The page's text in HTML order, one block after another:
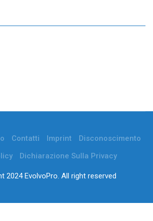
Contatti Imprint
Disconoscimento
Dichiarazione Sulla Privacy
2024 EvolvoPro. All right reserved